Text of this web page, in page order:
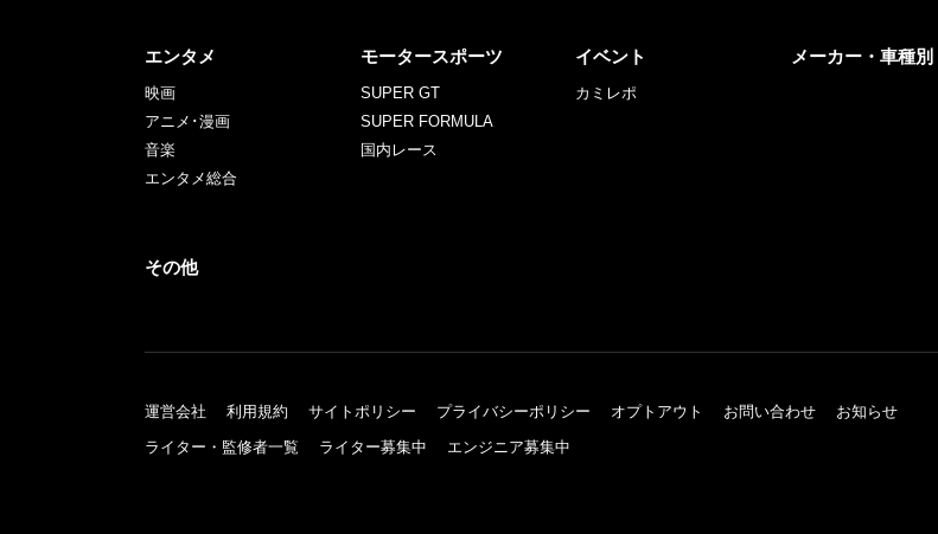
エンタメ
映画
アニメ･漫画
音楽
エンタメ総合
モータースポーツ
SUPER GT
SUPER FORMULA
国内レース
イベント
カミレポ
メーカー・車種別
その他
運営会社 利用規約 サイトポリシー プライバシーポリシー オプトアウト お問い合わせ
お知らせ
ライター・監修者一覧
ライター募集中 エンジニア募集中